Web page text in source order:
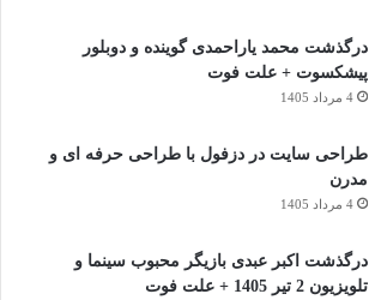
درگذشت محمد یاراحمدی گوینده و دوبلور
پیشکسوت + علت فوت
4 مرداد 1405
طراحی سایت در دزفول با طراحی حرفه‌ ای و
مدرن
4 مرداد 1405
درگذشت اکبر عبدی بازیگر محبوب سینما و
تلویزیون 2 تیر 1405 + علت فوت